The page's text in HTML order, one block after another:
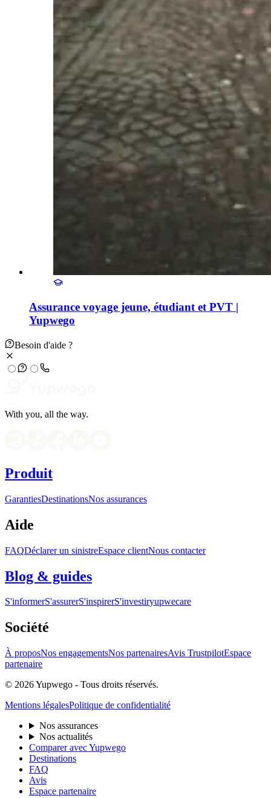
Assurance voyage jeune, étudiant et PVT |
Yupwego
Besoin d'aide ?
With you, all the way.
Produit
GarantiesDestinationsNos assurances
Aide
FAQDéclarer un sinistreEspace clientNous contacter
Blog & guides
S'informerS'assurerS'inspirerS'investiryupwecare
Société
À proposNos engagementsNos partenairesAvis TrustpilotEspace
partenaire
© 2026 Yupwego - Tous droits réservés.
Mentions légalesPolitique de confidentialité
Nos assurances
Nos actualités
Comparer avec Yupwego
Destinations
FAQ
Avis
Espace partenaire